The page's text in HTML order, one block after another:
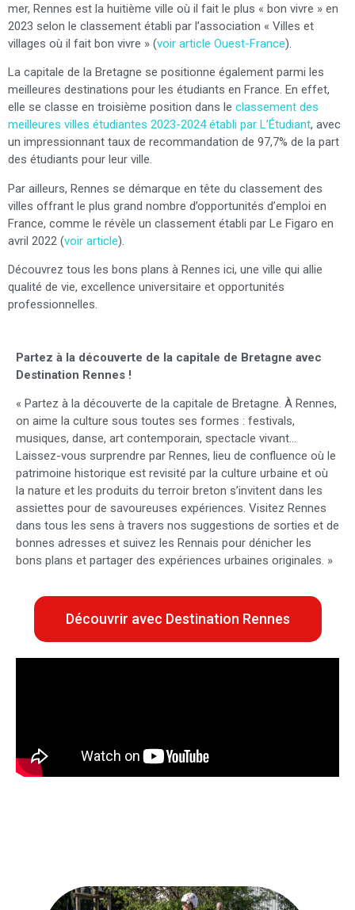
mer, Rennes est la huitième ville où il fait le plus « bon vivre » en
2023 selon le classement établi par l’association « Villes et
villages où il fait bon vivre » (voir article Ouest-France).
La capitale de la Bretagne se positionne également parmi les
meilleures destinations pour les étudiants en France. En effet,
elle se classe en troisième position dans le classement des
meilleures villes étudiantes 2023-2024 établi par L’Étudiant, avec
un impressionnant taux de recommandation de 97,7% de la part
des étudiants pour leur ville.
Par ailleurs, Rennes se démarque en tête du classement des
villes offrant le plus grand nombre d’opportunités d’emploi en
France, comme le révèle un classement établi par Le Figaro en
avril 2022 (voir article).
Découvrez tous les bons plans à Rennes ici, une ville qui allie
qualité de vie, excellence universitaire et opportunités
professionnelles.
Partez à la découverte de la capitale de Bretagne avec
Destination Rennes !
« Partez à la découverte de la capitale de Bretagne. À Rennes,
on aime la culture sous toutes ses formes : festivals,
musiques, danse, art contemporain, spectacle vivant…
Laissez-vous surprendre par Rennes, lieu de confluence où le
patrimoine historique est revisité par la culture urbaine et où
la nature et les produits du terroir breton s’invitent dans les
assiettes pour de savoureuses expériences. Visitez Rennes
dans tous les sens à travers nos suggestions de sorties et de
bonnes adresses et suivez les Rennais pour dénicher les
bons plans et partager des expériences urbaines originales. »
Découvrir avec Destination Rennes